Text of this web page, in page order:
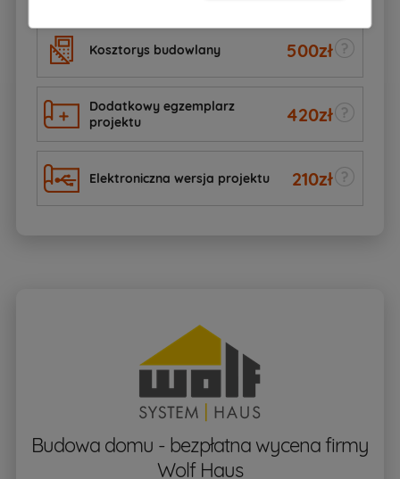
Kosztorys budowlany 500zł
Dodatkowy egzemplarz
projektu
420zł
Elektroniczna wersja projektu 210zł
Budowa domu - bezpłatna wycena firmy
Wolf Haus